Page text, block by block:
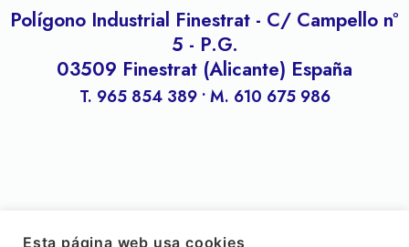
Polígono Industrial Finestrat - C/ Campello nº
5 - P.G.
03509 Finestrat (Alicante) España
T. 965 854 389 • M. 610 675 986
Esta página web usa cookies